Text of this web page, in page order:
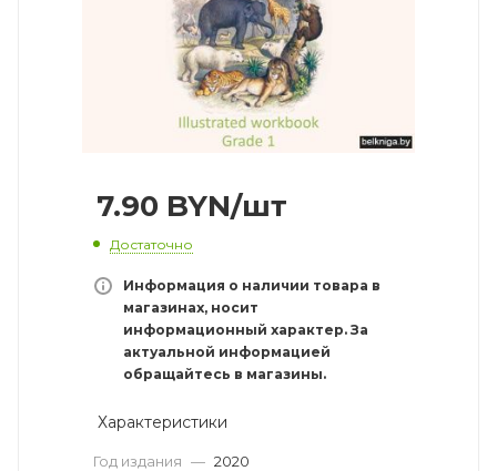
7.90 BYN/шт
Достаточно
Информация о наличии товара в
магазинах, носит
информационный характер. За
актуальной информацией
обращайтесь в магазины.
Характеристики
Год издания — 2020